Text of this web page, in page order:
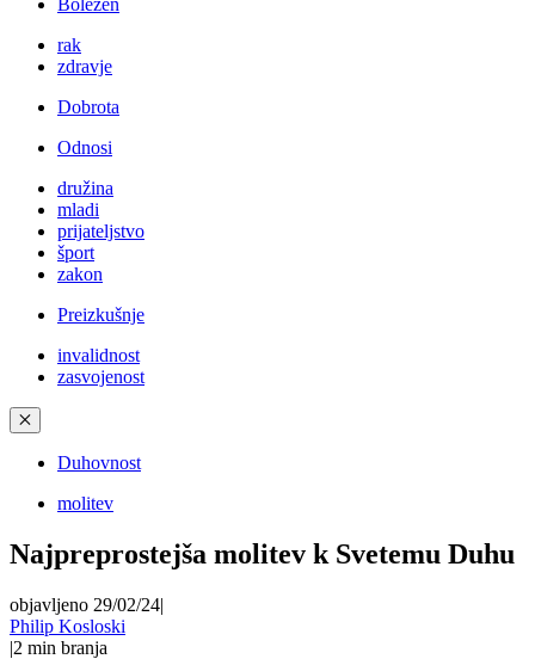
Bolezen
rak
zdravje
Dobrota
Odnosi
družina
mladi
prijateljstvo
šport
zakon
Preizkušnje
invalidnost
zasvojenost
✕
Duhovnost
molitev
Najpreprostejša molitev k Svetemu Duhu
objavljeno 29/02/24|
Philip Kosloski
|2 min branja